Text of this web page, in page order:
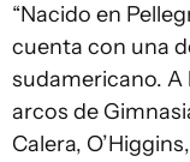
“Nacido en
cuenta con una
sudamericano. A
arcos de
Calera,